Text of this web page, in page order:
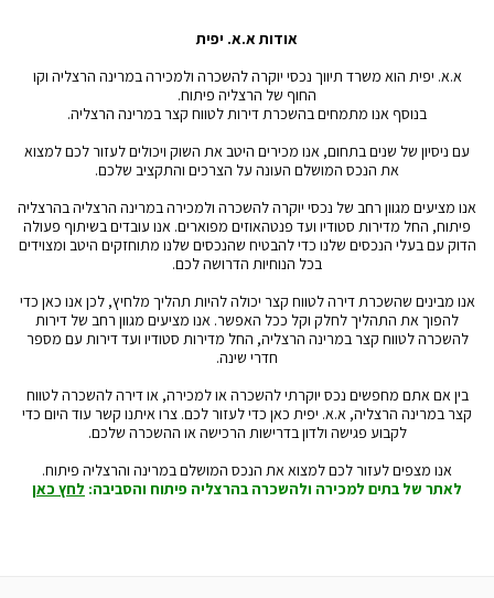
אודות א.א. יפית
א.א. יפית הוא משרד תיווך נכסי יוקרה להשכרה ולמכירה במרינה הרצליה וקו
החוף של הרצליה פיתוח.
בנוסף אנו מתמחים בהשכרת דירות לטווח קצר במרינה הרצליה.
עם ניסיון של שנים בתחום, אנו מכירים היטב את השוק ויכולים לעזור לכם למצוא
את הנכס המושלם העונה על הצרכים והתקציב שלכם.
אנו מציעים מגוון רחב של נכסי יוקרה להשכרה ולמכירה במרינה הרצליה בהרצליה
פיתוח, החל מדירות סטודיו ועד פנטהאוזים מפוארים. אנו עובדים בשיתוף פעולה
הדוק עם בעלי הנכסים שלנו כדי להבטיח שהנכסים שלנו מתוחזקים היטב ומצוידים
בכל הנוחיות הדרושה לכם.
אנו מבינים שהשכרת דירה לטווח קצר יכולה להיות תהליך מלחיץ, לכן אנו כאן כדי
להפוך את התהליך לחלק וקל ככל האפשר. אנו מציעים מגוון רחב של דירות
להשכרה לטווח קצר במרינה הרצליה, החל מדירות סטודיו ועד דירות עם מספר
חדרי שינה.
בין אם אתם מחפשים נכס יוקרתי להשכרה או למכירה, או דירה להשכרה לטווח
קצר במרינה הרצליה, א.א. יפית כאן כדי לעזור לכם. צרו איתנו קשר עוד היום כדי
לקבוע פגישה ולדון בדרישות הרכישה או ההשכרה שלכם.
אנו מצפים לעזור לכם למצוא את הנכס המושלם במרינה והרצליה פיתוח.
לאתר של בתים למכירה ולהשכרה בהרצליה פיתוח והסביבה:לחץ כאן